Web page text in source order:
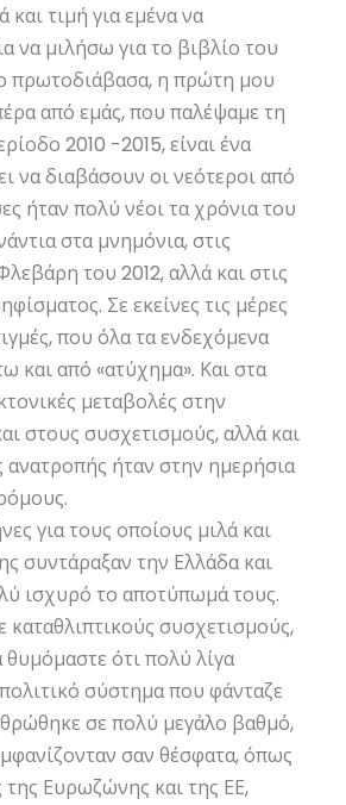
και τιμή για εμένα να
να μιλήσω για το βιβλίο του
πρωτοδιάβασα, η πρώτη μου
από εμάς, που παλέψαμε τη
2010 -2015, είναι ένα
να διαβάσουν οι νεότεροι από
ήταν πολύ νέοι τα χρόνια του
στα μνημόνια, στις
του 2012, αλλά και στις
Σε εκείνες τις μέρες
που όλα τα ενδεχόμενα
και από «ατύχημα». Και στα
μεταβολές στην
στους συσχετισμούς, αλλά και
ανατροπής ήταν στην ημερήσια
για τους οποίους μιλά και
συντάραξαν την Ελλάδα και
ισχυρό το αποτύπωμά τους.
καταθλιπτικούς συσχετισμούς,
θυμόμαστε ότι πολύ λίγα
σύστημα που φάνταζε
σε πολύ μεγάλο βαθμό,
σαν θέσφατα, όπως
της Ευρωζώνης και της ΕΕ,